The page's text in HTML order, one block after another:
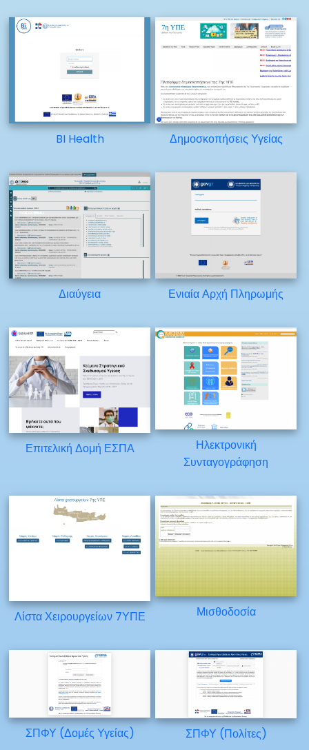
BI Health Δημοσκοπήσεις Υγείας
Διαύγεια Ενιαία Αρχή Πληρωμής
Επιτελική Δομή ΕΣΠΑ
Ηλεκτρονική
Συνταγογράφηση
Λίστα Χειρουργείων 7ΥΠΕ Μισθοδοσία
ΣΠΦΥ (Δομές Υγείας) ΣΠΦΥ (Πολίτες)